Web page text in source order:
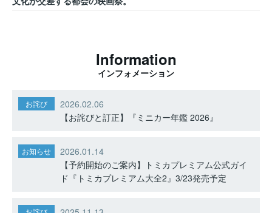
Information
インフォメーション
お詫び
2026.02.06
【お詫びと訂正】『ミニカー年鑑 2026』
お知らせ
2026.01.14
【予約開始のご案内】トミカプレミアム公式ガイ
ド『トミカプレミアム大全2』3/23発売予定